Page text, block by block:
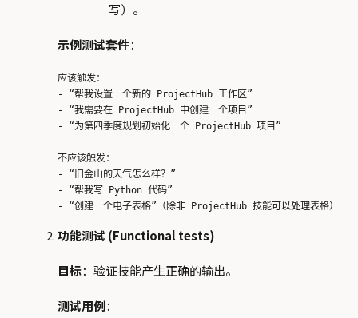
写）。
示例测试套件：
应该触发：
- “帮我设置一个新的 ProjectHub 工作区”
- “我需要在 ProjectHub 中创建一个项目”
- “为第四季度规划初始化一个 ProjectHub 项目”
不应该触发：
- “旧金山的天气怎么样？”
- “帮我写 Python 代码”
功能测试 (Functional tests)
目标：验证技能产生正确的输出。
测试用例：